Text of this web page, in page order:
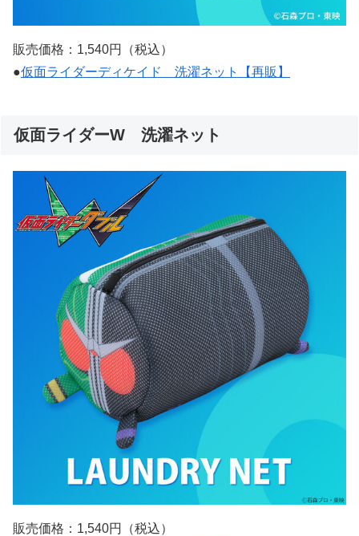
販売価格：1,540円（税込）
●仮面ライダーディケイド 洗濯ネット【再販】
仮面ライダーW 洗濯ネット
販売価格：1,540円（税込）